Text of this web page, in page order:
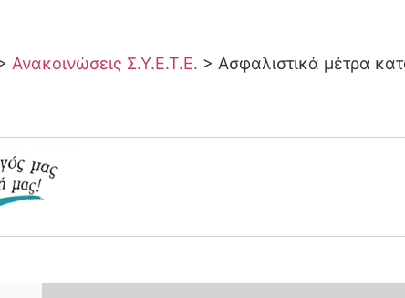
Ανακοινώσεις Σ.Υ.Ε.Τ.Ε. > Ασφαλιστικά μέτρα